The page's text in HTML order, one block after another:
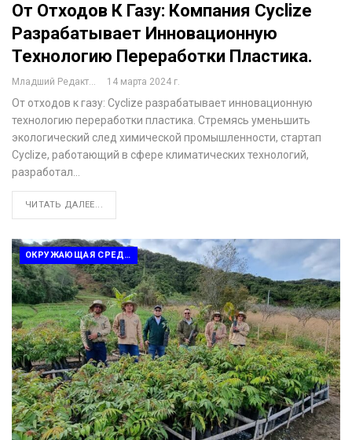
От Отходов К Газу: Компания Cyclize
Разрабатывает Инновационную
Технологию Переработки Пластика.
Младший Редактор 14 марта 2024 г.
От отходов к газу: Cyclize разрабатывает инновационную
технологию переработки пластика. Стремясь уменьшить
экологический след химической промышленности, стартап
Cyclize, работающий в сфере климатических технологий,
разработал…
ЧИТАТЬ ДАЛЕЕ...
ОКРУЖАЮЩАЯ СРЕДА И ПЕРЕРАБОТКА ОТХОДОВ